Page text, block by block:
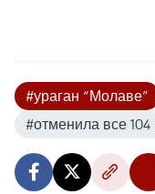
#ураган “Молаве”
#отменила все